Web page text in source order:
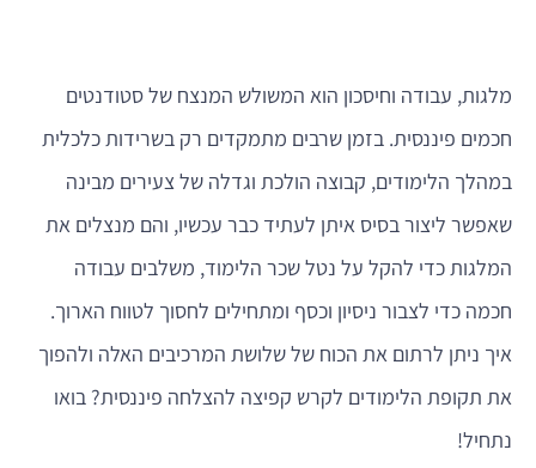
מלגות, עבודה וחיסכון הוא המשולש המנצח של סטודנטים
חכמים פיננסית. בזמן שרבים מתמקדים רק בשרידות כלכלית
במהלך הלימודים, קבוצה הולכת וגדלה של צעירים מבינה
שאפשר ליצור בסיס איתן לעתיד כבר עכשיו, והם מנצלים את
המלגות כדי להקל על נטל שכר הלימוד, משלבים עבודה
חכמה כדי לצבור ניסיון וכסף ומתחילים לחסוך לטווח הארוך.
איך ניתן לרתום את הכוח של שלושת המרכיבים האלה ולהפוך
את תקופת הלימודים לקרש קפיצה להצלחה פיננסית? בואו
נתחיל!